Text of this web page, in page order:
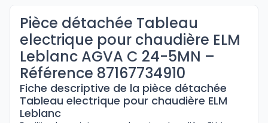
Pièce détachée Tableau
electrique pour chaudière ELM
Leblanc AGVA C 24-5MN –
Référence 87167734910
Fiche descriptive de la pièce détachée
Tableau electrique pour chaudière ELM
Leblanc